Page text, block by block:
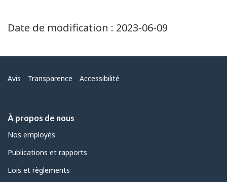
Date de modification : 2023-06-09
Menu
Avis Transparence Accessibilité
À propos de nous
Nos employés
Publications et rapports
Lois et règlements